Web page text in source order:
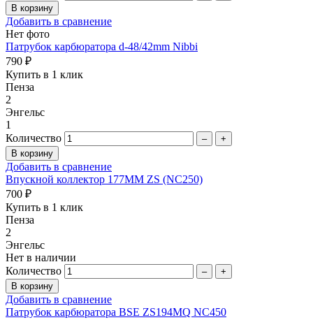
Добавить в сравнение
Нет фото
Патрубок карбюратора d-48/42mm Nibbi
790 ₽
Купить в 1 клик
Пенза
2
Энгельс
1
Количество
– +
Добавить в сравнение
Впускной коллектор 177MM ZS (NC250)
700 ₽
Купить в 1 клик
Пенза
2
Энгельс
Нет в наличии
Количество
– +
Добавить в сравнение
Патрубок карбюратора BSE ZS194MQ NC450